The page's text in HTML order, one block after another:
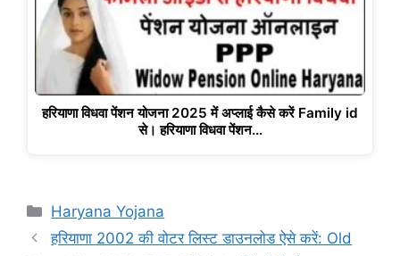
हरियाणा विधवा पेंशन योजना 2025 में अप्लाई कैसे करें Family id
से। हरियाणा विधवा पेंशन…
Categories
Haryana Yojana
हरियाणा 2002 की वोटर लिस्ट डाउनलोड ऐसे करें: Old